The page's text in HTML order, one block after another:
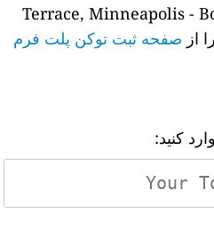
Terrace, Minneapolis -
صفحه ثبت توکن پلت فرم
کنید: